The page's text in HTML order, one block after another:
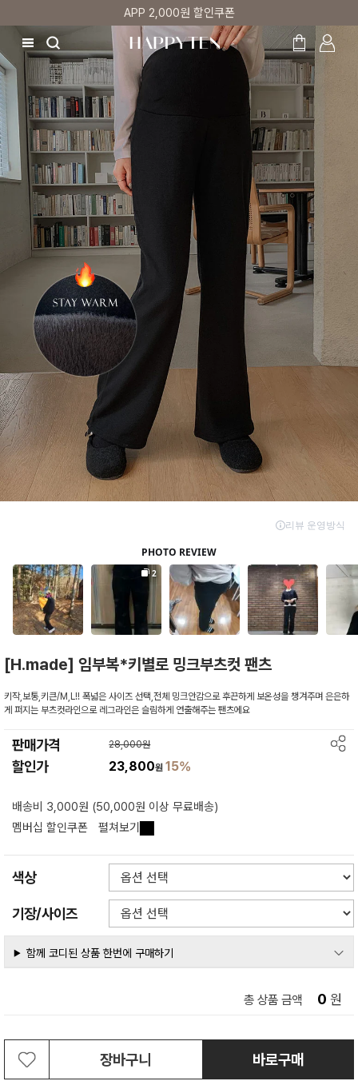
APP 2,000원 할인쿠폰
[H.made] 임부복*키별로 밍크부츠컷 팬츠
키작,보통,키큰/M,L!! 폭넓은 사이즈 선택,전체 밍크안감으로 후끈하게 보온성을 챙겨주며 은은하
게 퍼지는 부츠컷라인으로 레그라인은 슬림하게 연출해주는 팬츠에요
판매가격 28,000원
할인가 23,800원15%
배송비 3,000원 (50,000원 이상 무료배송)
멤버십 할인쿠폰
펼쳐보기
색상
기장/사이즈
함께 코디된 상품 한번에 구매하기
총 상품 금액 0 원
장바구니 바로구매